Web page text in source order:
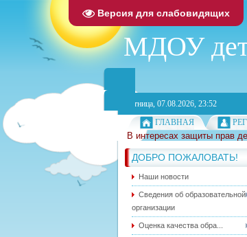
Версия для слабовидящих
МДОУ
Пятница, 07.08.2026, 23:52
ГЛАВНАЯ
В интересах защиты прав
ДОБРО ПОЖАЛОВАТЬ!
Наши новости
Сведения об образовательной
организации
Оценка качества обра...